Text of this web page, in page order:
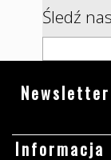
Śledź
Newsletter
Informacja